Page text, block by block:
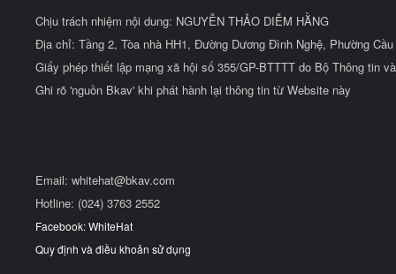
Chịu trách nhiệm nội dung: NGUYỄN THẢO DIỄM HẰNG
Địa chỉ: Tầng 2, Tòa nhà HH1, Đường Dương Đình Nghệ, Phường
Giấy phép thiết lập mạng xã hội số 355/GP-BTTTT do Bộ Thông tin
Ghi rõ 'nguồn Bkav' khi phát hành lại thông tin từ Website này
Email: whitehat@bkav.com
Hotline: (024) 3763 2552
Facebook: WhiteHat
Quy định và điều khoản sử dụng